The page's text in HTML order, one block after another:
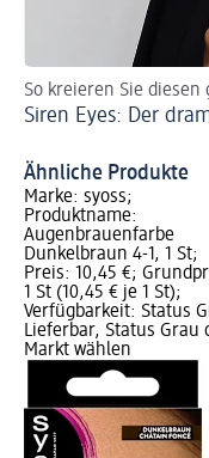
So kreieren Sie
Siren Eyes: Der
Ähnliche Produkte
Marke: syoss;
Produktname:
Augenbrauenfarbe
Dunkelbraun 4-1, 1 St;
Preis: 10,45 €;
1 St (10,45 € je 1 St);
Verfügbarkeit: Status
Lieferbar, Status Grau
Markt wählen